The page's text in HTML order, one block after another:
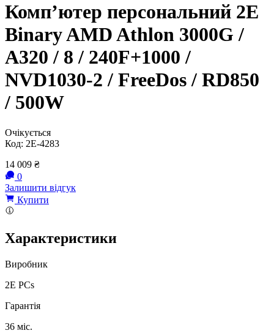
Комп’ютер персональний 2E
Binary AMD Athlon 3000G /
A320 / 8 / 240F+1000 /
NVD1030-2 / FreeDos / RD850
/ 500W
Очікується
Код: 2E-4283
14 009 ₴
0
Залишити відгук
Купити
Характеристики
Виробник
2E PCs
Гарантія
36 міс.